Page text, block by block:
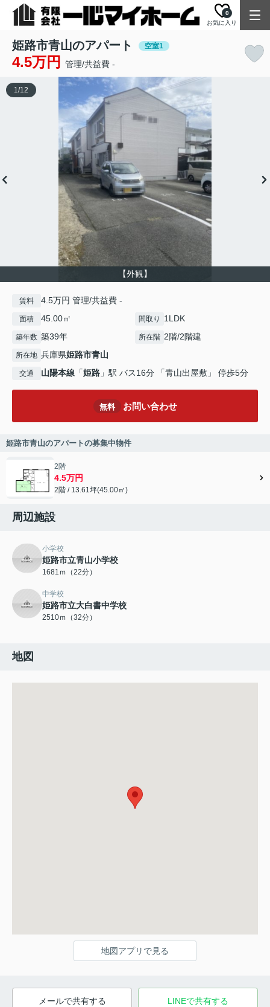
お気に入り
0
姫路市青山のアパート 空室1
4.5万円 管理/共益費 -
【外観】
1/12
賃料 4.5万円 管理/共益費 -
面積 45.00㎡ 間取り 1LDK
築年数 築39年 所在階 2階/2階建
所在地 兵庫県姫路市青山
交通 山陽本線 「姫路 」駅 バス16分 「青山出屋敷」 停歩5分
無料 お問い合わせ
姫路市青山のアパートの募集中物件
2階
4.5万円
2階 / 13.61坪(45.00㎡)
周辺施設
小学校
姫路市立青山小学校
1681ｍ（22分）
中学校
姫路市立大白書中学校
2510ｍ（32分）
地図
地図アプリで見る
メールで共有する LINEで共有する